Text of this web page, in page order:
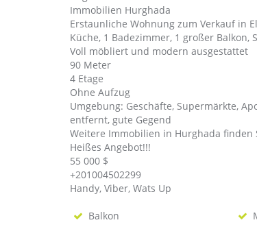
Immobilien Hurghada
Erstaunliche Wohnung zum Verkauf in
Küche, 1 Badezimmer, 1 großer Balkon,
Voll möbliert und modern ausgestattet
90 Meter
4 Etage
Ohne Aufzug
Umgebung: Geschäfte, Supermärkte,
entfernt, gute Gegend
Weitere Immobilien in Hurghada finden
Heißes Angebot!!!
55 000 $
+201004502299
Handy, Viber, Wats Up
Balkon